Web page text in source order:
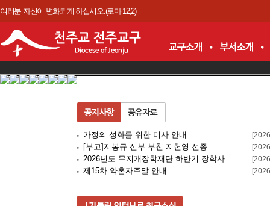
여러분 자신이 변화되게 하십시오.(로마 12,2)
가정의 성화를 위한 미사 안내
[부고]지봉규 신부 부친 지헌영 선종
2026년도 무지개장학재단 하반기 장학사…
제15차 약혼자주말 안내